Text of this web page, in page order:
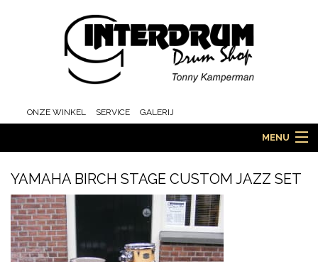
ONZE WINKEL SERVICE GALERIJ
MENU
HOME
DRUMS
YAMAHA BIRCH STAGE CUSTOM JAZZ SET